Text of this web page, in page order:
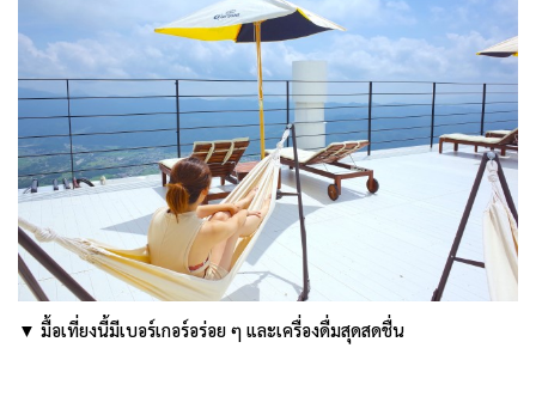
▼ มื้อเที่ยงนี้มีเบอร์เกอร์อร่อย ๆ และเครื่องดื่มสุดสดชื่น